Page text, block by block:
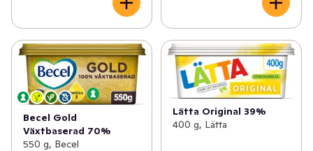
Becel Gold
Växtbaserad 70%
550 g, Becel
Lätta Original 39%
400 g, Lätta